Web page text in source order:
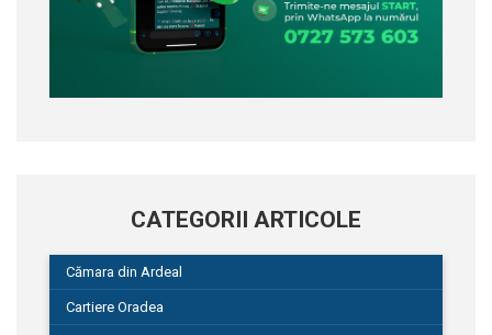
CATEGORII ARTICOLE
Cămara din Ardeal
Cartiere Oradea